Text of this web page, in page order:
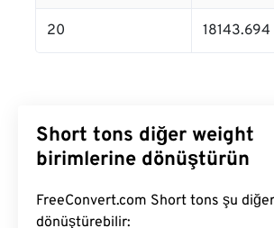
20 18143.694
Short tons diğer weight
birimlerine dönüştürün
FreeConvert.com Short tons şu
dönüştürebilir: